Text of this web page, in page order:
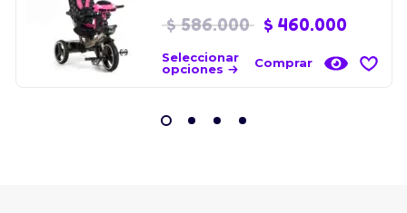
$586.000 $ 460.000
Seleccionar
opciones
Comprar